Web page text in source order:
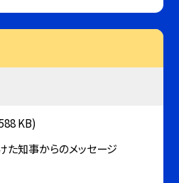
KB)
知事からのメッセージ